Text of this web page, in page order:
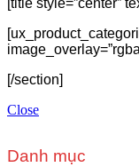
[title style=”center”
[/section]
Close
Danh mục